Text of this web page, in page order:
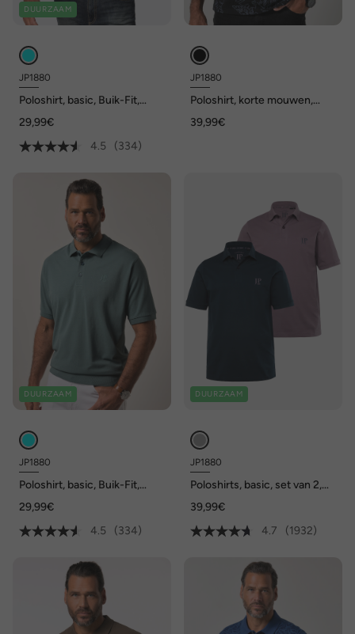
DUURZAAM
JP1880
Poloshirt, basic, Buik-Fit,
10XL
29,99€
4.5
(334)
JP1880
Poloshirt, korte mouwen,
39,99€
DUURZAAM
JP1880
Poloshirt, basic, Buik-Fit,
10XL
29,99€
4.5
(334)
DUURZAAM
JP1880
Poloshirts, basic, set van 2,
39,99€
4.7
(1932)